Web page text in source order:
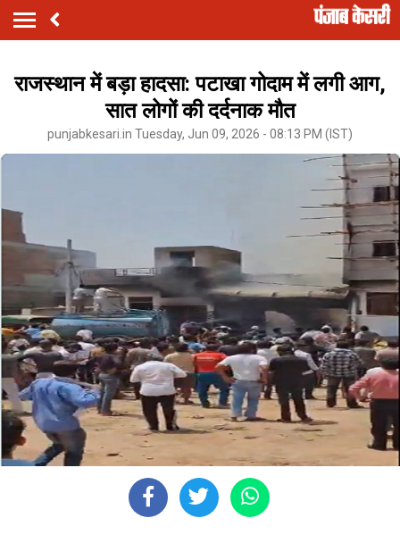
राजस्थान में बड़ा हादसा: पटाखा गोदाम में लगी आग,
सात लोगों की दर्दनाक मौत
punjabkesari.in Tuesday, Jun 09, 2026 - 08:13 PM (IST)